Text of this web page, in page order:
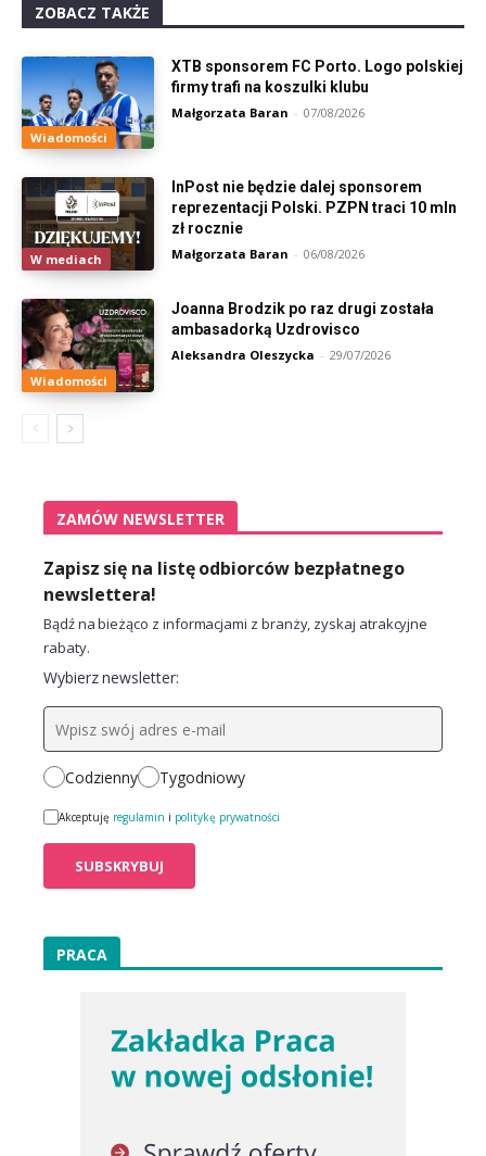
ZOBACZ TAKŻE
Wiadomości
XTB sponsorem FC Porto. Logo polskiej
firmy trafi na koszulki klubu
Małgorzata Baran - 07/08/2026
W mediach
InPost nie będzie dalej sponsorem
reprezentacji Polski. PZPN traci 10 mln
zł rocznie
Małgorzata Baran - 06/08/2026
Wiadomości
Joanna Brodzik po raz drugi została
ambasadorką Uzdrovisco
Aleksandra Oleszycka - 29/07/2026
ZAMÓW NEWSLETTER
Zapisz się na listę odbiorców bezpłatnego
newslettera!
Bądź na bieżąco z informacjami z branży, zyskaj atrakcyjne
rabaty.
Wybierz newsletter:
Codzienny Tygodniowy
Akceptuję regulamin i politykę prywatności
PRACA